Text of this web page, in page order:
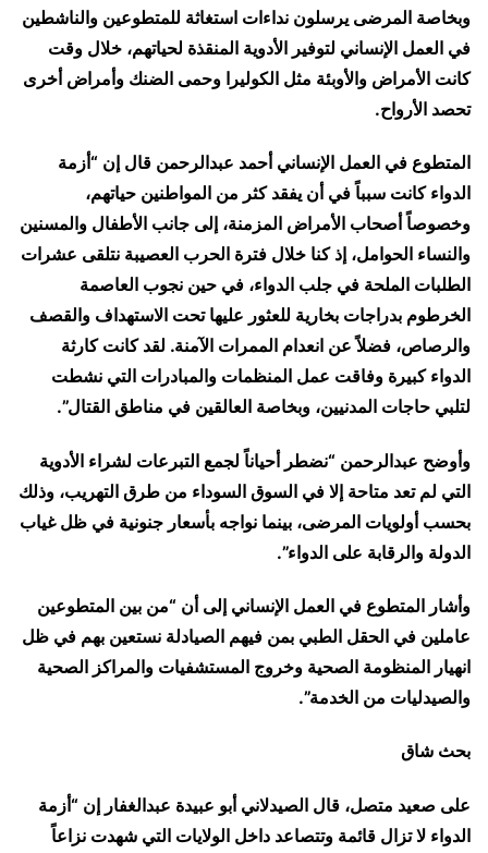
وبخاصة المرضى يرسلون نداءات استغاثة للمتطوعين والناشطين
في العمل الإنساني لتوفير الأدوية المنقذة لحياتهم، خلال وقت
كانت الأمراض والأوبئة مثل الكوليرا وحمى الضنك وأمراض أخرى
تحصد الأرواح.
المتطوع في العمل الإنساني أحمد عبدالرحمن قال إن “أزمة
الدواء كانت سبباً في أن يفقد كثر من المواطنين حياتهم،
وخصوصاً أصحاب الأمراض المزمنة، إلى جانب الأطفال والمسنين
والنساء الحوامل، إذ كنا خلال فترة الحرب العصيبة نتلقى عشرات
الطلبات الملحة في جلب الدواء، في حين نجوب العاصمة
الخرطوم بدراجات بخارية للعثور عليها تحت الاستهداف والقصف
والرصاص، فضلاً عن انعدام الممرات الآمنة. لقد كانت كارثة
الدواء كبيرة وفاقت عمل المنظمات والمبادرات التي نشطت
لتلبي حاجات المدنيين، وبخاصة العالقين في مناطق القتال”.
وأوضح عبدالرحمن “نضطر أحياناً لجمع التبرعات لشراء الأدوية
التي لم تعد متاحة إلا في السوق السوداء من طرق التهريب، وذلك
بحسب أولويات المرضى، بينما نواجه بأسعار جنونية في ظل غياب
الدولة والرقابة على الدواء”.
وأشار المتطوع في العمل الإنساني إلى أن “من بين المتطوعين
عاملين في الحقل الطبي بمن فيهم الصيادلة نستعين بهم في ظل
انهيار المنظومة الصحية وخروج المستشفيات والمراكز الصحية
والصيدليات من الخدمة”.
بحث شاق
على صعيد متصل، قال الصيدلاني أبو عبيدة عبدالغفار إن “أزمة
الدواء لا تزال قائمة وتتصاعد داخل الولايات التي شهدت نزاعاً